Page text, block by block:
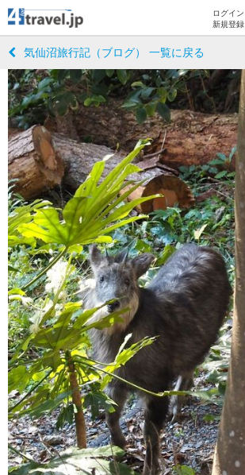
ログイン
新規登録
気仙沼旅行記（ブログ） 一覧に戻る